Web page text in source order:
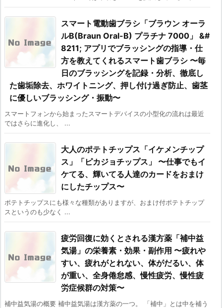
スマート電動歯ブラシ「ブラウン オーラ
ルB(Braun Oral-B) プラチナ 7000」 &#
8211; アプリでブラッシングの指導・仕
方を教えてくれるスマート歯ブラシ 〜毎
日のブラッシングを記録・分析、徹底し
た歯垢除去、ホワイトニング、押し付け過ぎ防止、歯茎
に優しいブラッシング・振動〜
スマートフォンから始まったスマートデバイスの小型化の流れは最近
ではさらに進化し、 ...
大人のポテトチップス「イケメンチップ
ス」「ピカジョチップス」 〜仕事でもイ
ケてる、輝いてる人達のカードをおまけ
にしたチップス〜
ポテトチップスにも様々な種類がありますが、おまけ付ポテトチップ
スというのも少なく ...
疲労回復に効くとされる漢方薬「補中益
気湯」の栄養素・効果・副作用 〜疲れや
すい、疲れがとれない、体がだるい、体
が重い、全身倦怠感、慢性疲労、慢性疲
労症候群の対策〜
補中益気湯の概要 補中益気湯は漢方薬の一つ。 「補中」とは中を補う